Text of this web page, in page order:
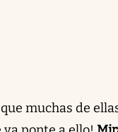
muchas de